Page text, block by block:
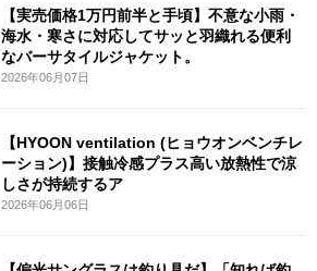
【実売価格1万円前半と手頃】不意な小雨・
海水・寒さに対応してサッと羽織れる便利
なバーサタイルジャケット。
2026年06月07日
【HYOON ventilation (ヒョウオンベンチレ
ーション)】接触冷感プラス高い放熱性で涼
しさが持続するア
2026年06月06日